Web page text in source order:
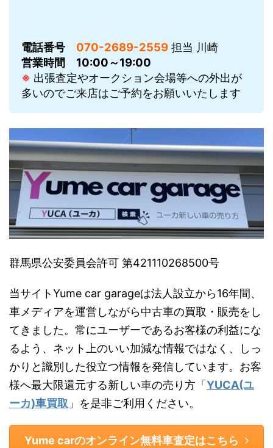
電話番号 070-2689-2559 担当 川崎
営業時間
10:00～19:00
※ 出張査定やオークション会場等への外出が
多いのでご来店はご予約をお願いいたします
群馬県公安委員会許可 第421110268500号
当サイトYume car garageは法人設立から16年間、
車メディアを運営しながら中古車の買取・販売をし
てきました。常にユーザーであるお客様の利益にな
るよう、ネット上のいい加減な情報ではなく、しっ
かりと識別した役立つ情報を発信しています。お客
様へ最大限還元する新しい車の売り方「 YUCA(ユ
ーカ)車買取 」を是非ご利用ください。
Yume carのオンライン無料車査定はこちら